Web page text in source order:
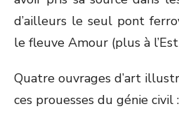
d’ailleurs le seul pont
le fleuve Amour (plus à
Quatre ouvrages d’art
ces prouesses du génie civil :